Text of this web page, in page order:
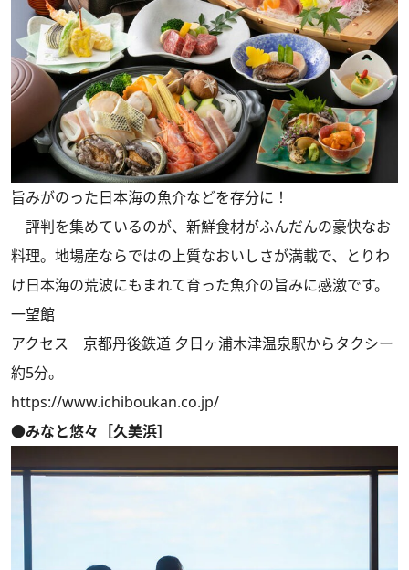
旨みがのった日本海の魚介などを存分に！
評判を集めているのが、新鮮食材がふんだんの豪快なお
料理。地場産ならではの上質なおいしさが満載で、とりわ
け日本海の荒波にもまれて育った魚介の旨みに感激です。
一望館
アクセス 京都丹後鉄道 夕日ヶ浦木津温泉駅からタクシー
約5分。
https://www.ichiboukan.co.jp/
●みなと悠々［久美浜］